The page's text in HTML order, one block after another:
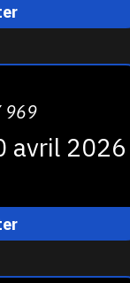
969
avril 2026